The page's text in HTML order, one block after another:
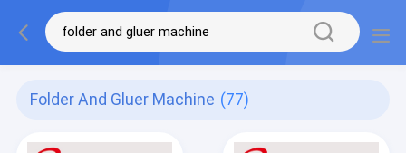
Folder And Gluer Machine (77)